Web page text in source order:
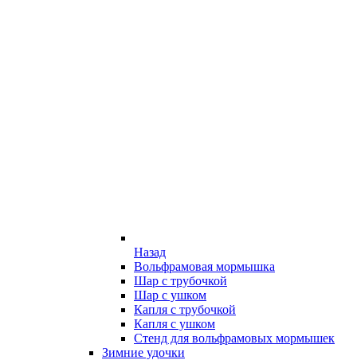
Назад
Вольфрамовая мормышка
Шар с трубочкой
Шар с ушком
Капля с трубочкой
Капля с ушком
Стенд для вольфрамовых мормышек
Зимние удочки